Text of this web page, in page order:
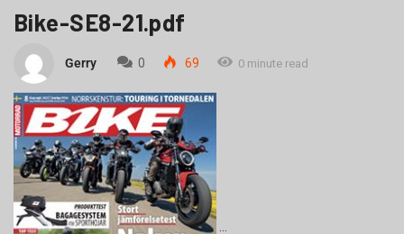
Bike-SE8-21.pdf
Gerry 0 69 0 minute read